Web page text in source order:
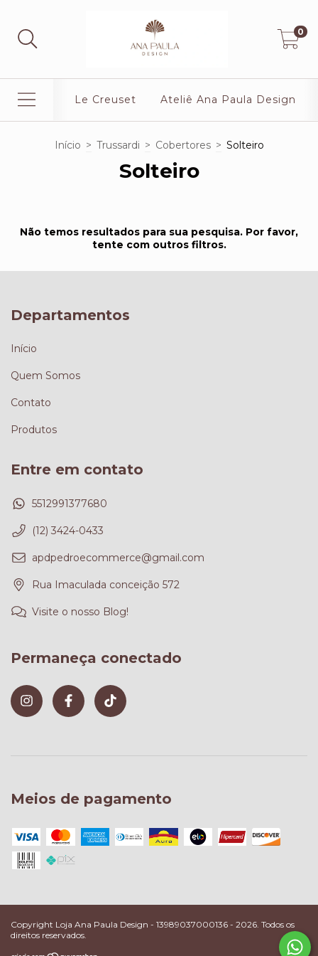
0
Le Creuset Ateliê Ana Paula Design
Início > Trussardi > Cobertores > Solteiro
Solteiro
Não temos resultados para sua pesquisa. Por favor,
tente com outros filtros.
Departamentos
Início
Quem Somos
Contato
Produtos
Entre em contato
5512991377680
(12) 3424-0433
apdpedroecommerce@gmail.com
Rua Imaculada conceição 572
Visite o nosso Blog!
Permaneça conectado
Meios de pagamento
Copyright Loja Ana Paula Design - 13989037000136 - 2026. Todos os
direitos reservados.